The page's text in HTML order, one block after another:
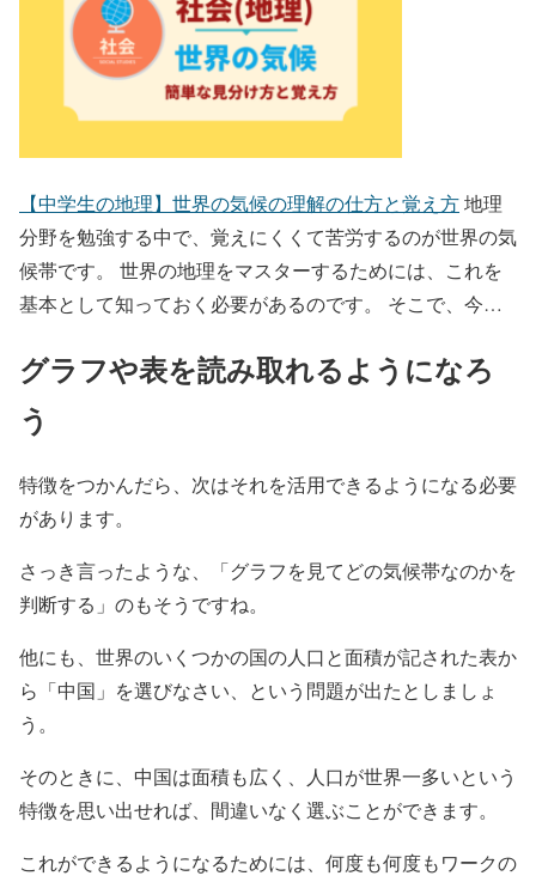
【中学生の地理】世界の気候の理解の仕方と覚え方地理
分野を勉強する中で、覚えにくくて苦労するのが世界の気
候帯です。 世界の地理をマスターするためには、これを
基本として知っておく必要があるのです。 そこで、今…
グラフや表を読み取れるようになろ
う
特徴をつかんだら、次はそれを活用できるようになる必要
があります。
さっき言ったような、「グラフを見てどの気候帯なのかを
判断する」のもそうですね。
他にも、世界のいくつかの国の人口と面積が記された表か
ら「中国」を選びなさい、という問題が出たとしましょ
う。
そのときに、中国は面積も広く、人口が世界一多いという
特徴を思い出せれば、間違いなく選ぶことができます。
これができるようになるためには、何度も何度もワークの